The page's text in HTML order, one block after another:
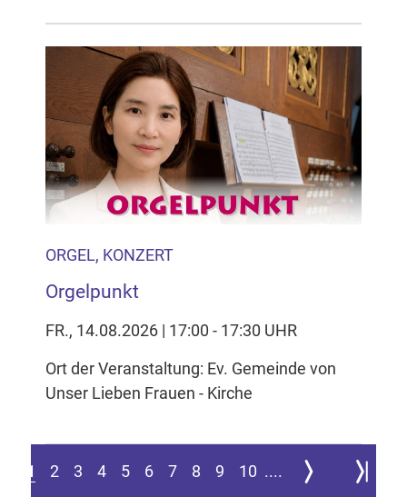
ORGEL, KONZERT
Orgelpunkt
FR., 14.08.2026 | 17:00 - 17:30 UHR
Ort der Veranstaltung: Ev. Gemeinde von
Unser Lieben Frauen - Kirche
1 2 3 4 5 6 7 8 9 10 .... Zur nächsten Seite
Zur